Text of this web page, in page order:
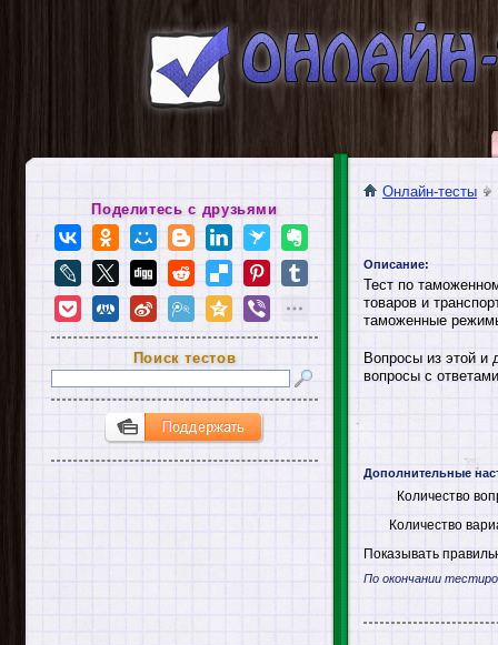
Онлайн-тесты
Описание:
Тест по
товаров и
таможенные
Вопросы из этой и
вопросы с
Дополнительные
Количество
Количество
Показывать
По окончании
Поделитесь с друзьями
Поиск тестов